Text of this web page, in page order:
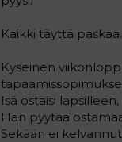
Kaikki täyttä paskaa.
Kyseinen
Isä ostaisi
Hän pyytää
Sekään ei